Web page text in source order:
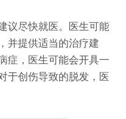
尽快就医。医生可能
并提供适当的治疗建
症，医生可能会开具一
于创伤导致的脱发，医